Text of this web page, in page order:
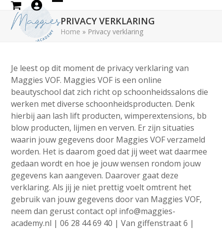
Skip
content
mobile
mobile
PRIVACY VERKLARING
Home » Privacy verklaring
Je leest op dit moment de privacy verklaring van
Maggies VOF. Maggies VOF is een online
beautyschool dat zich richt op schoonheidssalons die
werken met diverse schoonheidsproducten. Denk
hierbij aan lash lift producten, wimperextensions, bb
blow producten, lijmen en verven. Er zijn situaties
waarin jouw gegevens door Maggies VOF verzameld
worden. Het is daarom goed dat jij weet wat daarmee
gedaan wordt en hoe je jouw wensen rondom jouw
gegevens kan aangeven. Daarover gaat deze
verklaring. Als jij je niet prettig voelt omtrent het
gebruik van jouw gegevens door van Maggies VOF,
neem dan gerust contact op! info@maggies-
academy.nl | 06 28 44 69 40 | Van giffenstraat 6 |